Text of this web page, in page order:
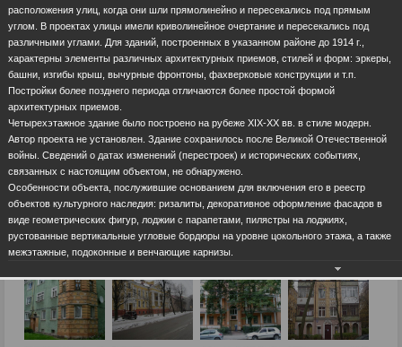
расположения улиц, когда они шли прямолинейно и пересекались под прямым
углом. В проектах улицы имели криволинейное очертание и пересекались под
различными углами. Для зданий, построенных в указанном районе до 1914 г.,
характерны элементы различных архитектурных приемов, стилей и форм: эркеры,
башни, изгибы крыш, вычурные фронтоны, фахверковые конструкции и т.п.
Постройки более позднего периода отличаются более простой формой
архитектурных приемов.
Четырехэтажное здание было построено на рубеже ХIХ-ХХ вв. в стиле модерн.
Автор проекта не установлен. Здание сохранилось после Великой Отечественной
войны. Сведений о датах изменений (перестроек) и исторических событиях,
связанных с настоящим объектом, не обнаружено.
Особенности объекта, послужившие основанием для включения его в реестр
объектов культурного наследия: ризалиты, декоративное оформление фасадов в
виде геометрических фигур, лоджии с парапетами, пилястры на лоджиях,
рустованные вертикальные угловые бордюры на уровне цокольного этажа, а также
межэтажные, подоконные и венчающие карнизы.